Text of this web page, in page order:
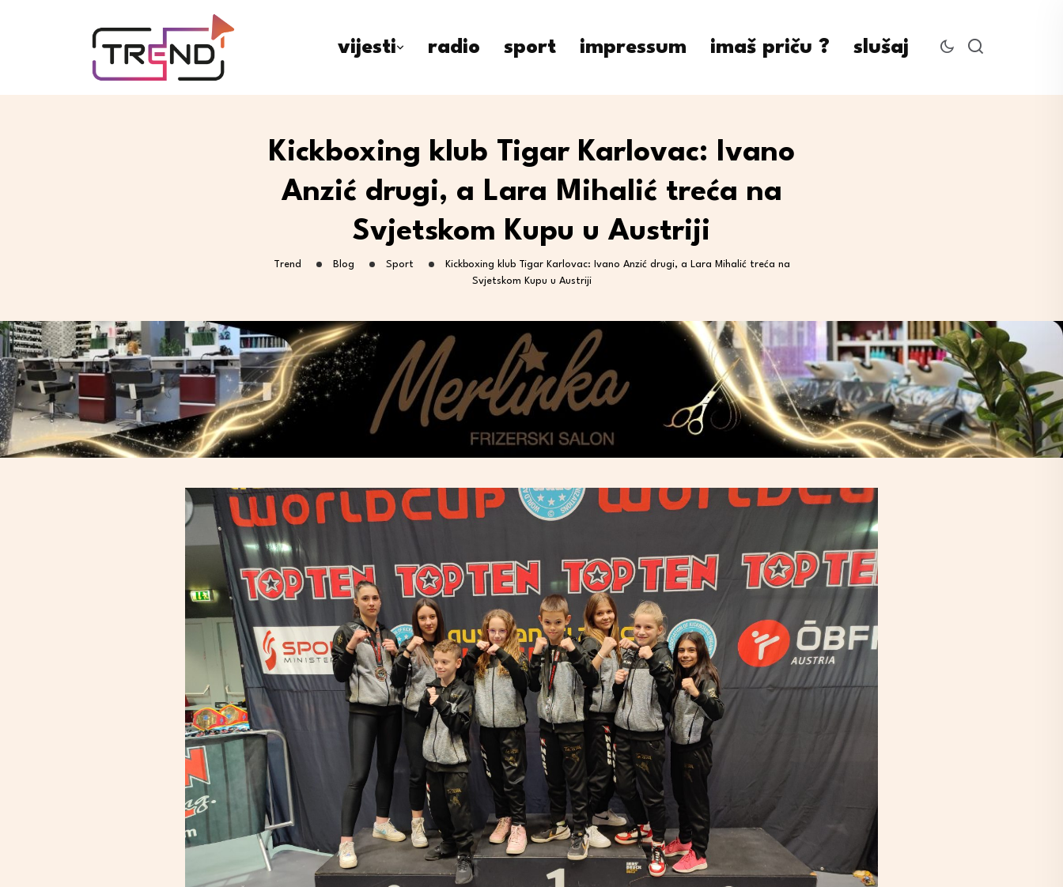
vijesti radio sport impressum imaš priču ? slušaj
Kickboxing klub Tigar Karlovac: Ivano
Anzić drugi, a Lara Mihalić treća na
Svjetskom Kupu u Austriji
Trend Blog Sport
Kickboxing klub Tigar Karlovac: Ivano Anzić drugi, a Lara Mihalić treća na
Svjetskom Kupu u Austriji